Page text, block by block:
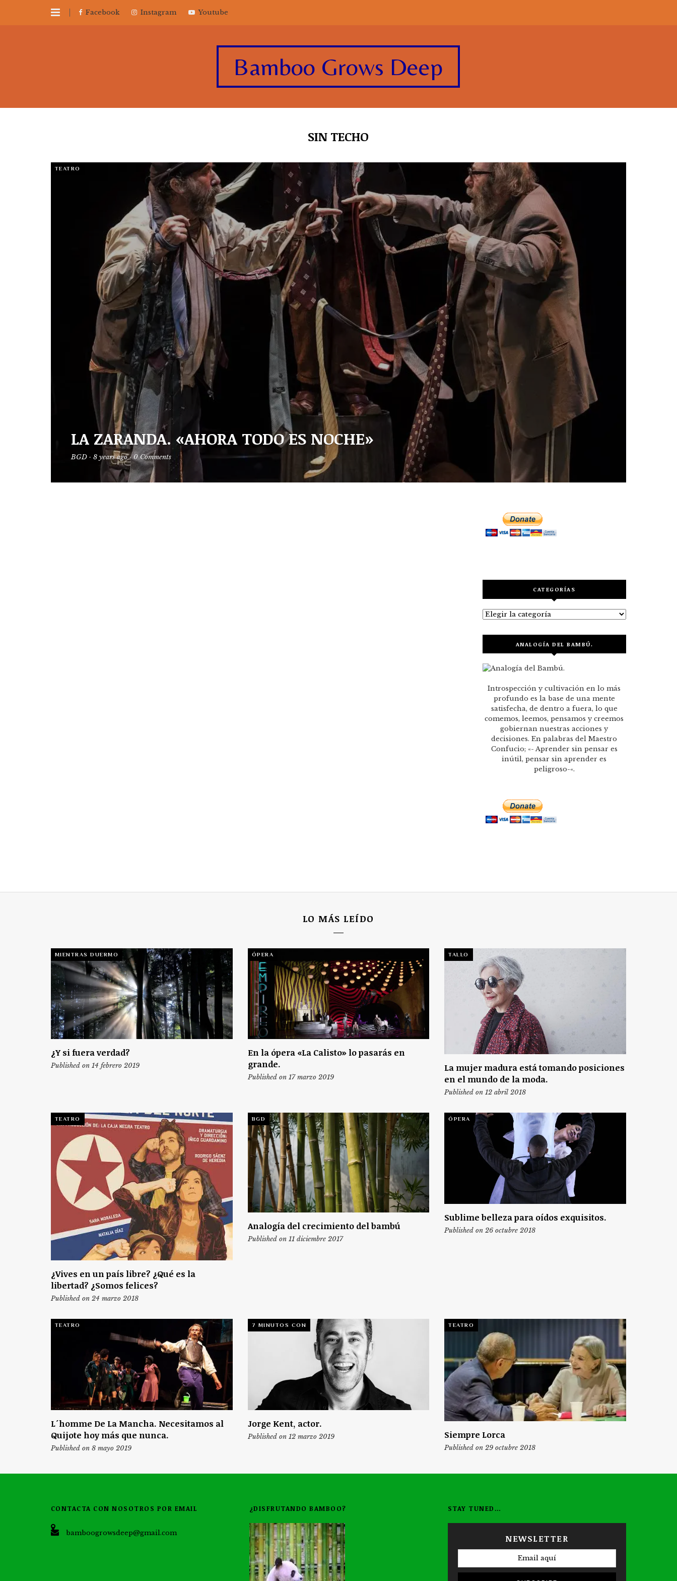
Facebook Instagram Youtube
Bamboo Grows Deep
SIN TECHO
TEATRO
LA ZARANDA. «AHORA TODO ES NOCHE»
BGD · 8 years ago · 0 Comments
CATEGORÍAS
Categorías
ANALOGÍA DEL BAMBÚ.
Introspección y cultivación en lo más
profundo es la base de una mente
satisfecha, de dentro a fuera, lo que
comemos, leemos, pensamos y creemos
gobiernan nuestras acciones y
decisiones. En palabras del Maestro
Confucio; «- Aprender sin pensar es
inútil, pensar sin aprender es
peligroso-«.
LO MÁS LEÍDO
MIENTRAS DUERMO
¿Y si fuera verdad?
Published on 14 febrero 2019
ÓPERA
En la ópera «La Calisto» lo pasarás en
grande.
Published on 17 marzo 2019
TALLO
La mujer madura está tomando posiciones
en el mundo de la moda.
Published on 12 abril 2018
TEATRO
¿Vives en un país libre? ¿Qué es la
libertad? ¿Somos felices?
Published on 24 marzo 2018
BGD
Analogía del crecimiento del bambú
Published on 11 diciembre 2017
ÓPERA
Sublime belleza para oídos exquisitos.
Published on 26 octubre 2018
TEATRO
L´homme De La Mancha. Necesitamos al
Quijote hoy más que nunca.
Published on 8 mayo 2019
7 MINUTOS CON
Jorge Kent, actor.
Published on 12 marzo 2019
TEATRO
Siempre Lorca
Published on 29 octubre 2018
CONTACTA CON NOSOTROS POR EMAIL
bamboogrowsdeep@gmail.com
¿DISFRUTANDO BAMBOO? STAY TUNED…
NEWSLETTER